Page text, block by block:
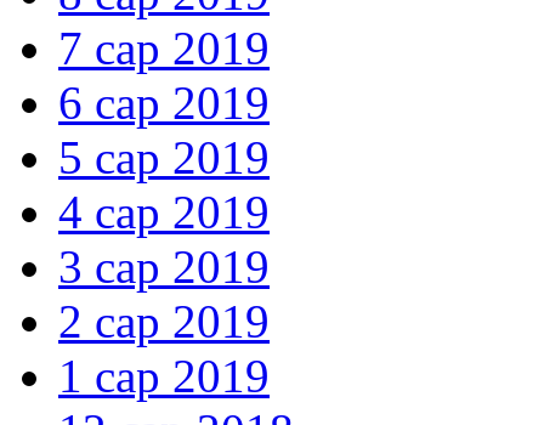
7 сар 2019
6 сар 2019
5 сар 2019
4 сар 2019
3 сар 2019
2 сар 2019
1 сар 2019